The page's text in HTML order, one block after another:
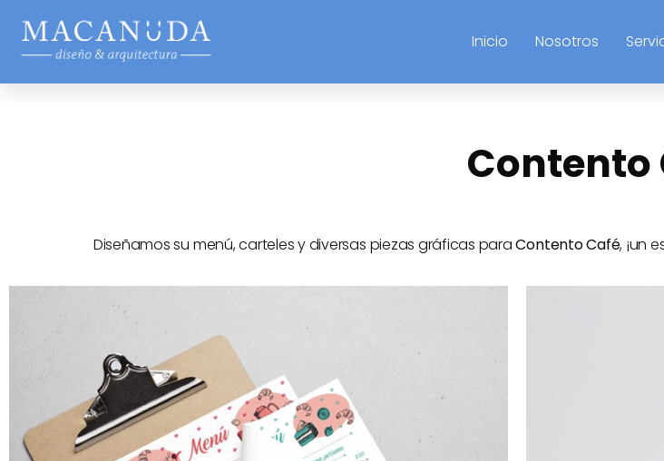
Inicio Nosotros
Contento
Diseñamos su menú, carteles y diversas piezas gráficas paraContento Café, ¡un